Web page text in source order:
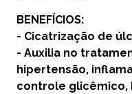
BENEFÍCIOS:
- Cicatrização de
- Auxilia no
hipertensão,
controle